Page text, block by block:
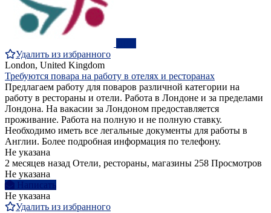
Удалить из избранного
London, United Kingdom
Требуются повара на работу в отелях и ресторанах
Предлагаем работу для поваров различной категории на
работу в рестораны и отели. Работа в Лондоне и за пределами
Лондона. На вакасии за Лондоном предоставляется
проживание. Работа на полную и не полную ставку.
Необходимо иметь все легальные документы для работы в
Англии. Более подробная информация по телефону.
Не указана
2 месяцев назад Отели, рестораны, магазины 258 Просмотров
Не указана
Написать
Не указана
Удалить из избранного